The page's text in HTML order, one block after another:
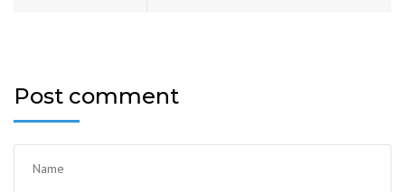
Post comment